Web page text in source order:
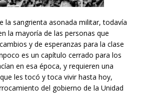
la sangrienta asonada militar, todavía
la mayoría de las personas que
y de esperanzas para la clase
es un capítulo cerrado para los
en esa época, y requieren una
les tocó y toca vivir hasta hoy,
del gobierno de la Unidad